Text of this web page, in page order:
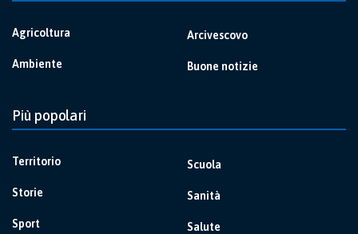
Agricoltura
Ambiente
Arcivescovo
Buone notizie
Più popolari
Territorio
Storie
Sport
Scuola
Sanità
Salute